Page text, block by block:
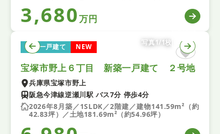
3,680万円
新築一戸建て NEW
写真1/1枚
宝塚市野上６丁目 新築一戸建て ２号地
兵庫県宝塚市野上
阪急今津線逆瀬川駅 バス7分 停歩4分
2026年8月築／1SLDK／2階建／建物141.59m²（約
42.83坪）／土地181.69m²（約54.96坪）